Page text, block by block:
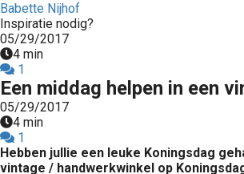
Babette Nijhof
Inspiratie nodig?
05/29/2017
4 min
1
Een middag helpen in een
05/29/2017
4 min
1
Hebben jullie een leuke Koningsdag
vintage / handwerkwinkel op